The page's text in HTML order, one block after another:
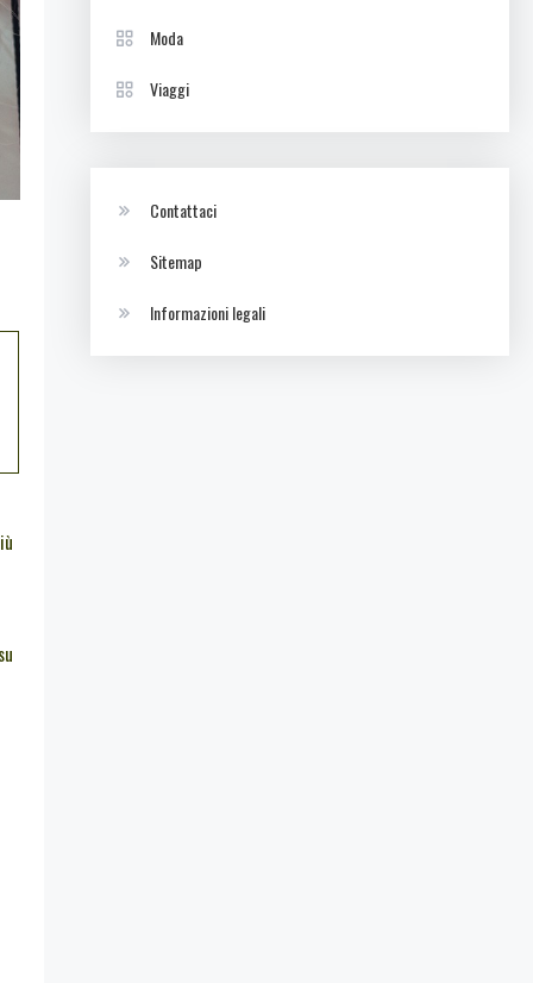
Moda
Viaggi
Contattaci
Sitemap
Informazioni legali